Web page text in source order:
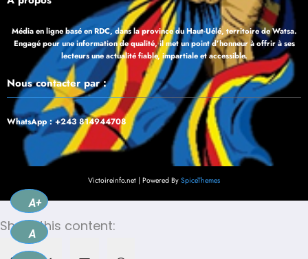
Média en ligne basé en RDC, dans la province du Haut-Uélé, territoire de Watsa.
Engagé pour une information de qualité, il met un point d’honneur à offrir à ses
lecteurs une actualité fiable, impartiale et accessible.
Nous contacter par :
WhatsApp : +243 814944708
Victoireinfo.net | Powered By SpiceThemes
A+
A
Share this content: